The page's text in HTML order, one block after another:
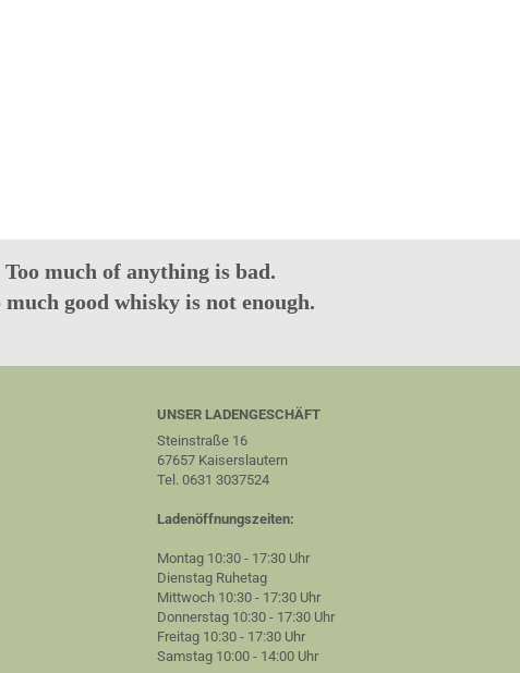
Too much of anything is bad.
much good whisky is not enough.
UNSER LADENGESCHÄFT
Steinstraße 16
67657 Kaiserslautern
Tel. 0631 3037524
Ladenöffnungszeiten:
Montag 10:30 - 17:30 Uhr
Dienstag Ruhetag
Mittwoch 10:30 - 17:30 Uhr
Donnerstag 10:30 - 17:30 Uhr
Freitag 10:30 - 17:30 Uhr
Samstag 10:00 - 14:00 Uhr